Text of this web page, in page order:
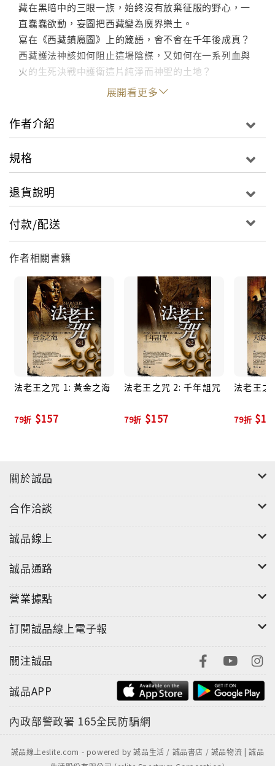
藏在黑暗中的三眼一族，始終沒有放棄征服的野心，一
直蠢蠢欲動，妄圖把西藏變為魔界樂土。
寫在《西藏鎮魔圖》上的箴語，會不會在千年後成真？
西藏護法神該如何阻止這場陰謀，又如何在一系列血與
火的生死決戰中護衛這片純淨而神聖的土地？
展開看更多
作者介紹
規格
退貨說明
付款/配送
作者相關書籍
法老王之咒 1: 黃金之海
79折 $157
法老王之咒 2: 千年詛咒
79折 $157
法老王之
79折
關於誠品
合作洽談
誠品線上
誠品通路
營業據點
訂閱誠品線上電子報
關注誠品
誠品APP
內政部警政署 165全民防騙網
誠品線上eslite.com - powered by 誠品生活 / 誠品書店 / 誠品物流 | 誠品